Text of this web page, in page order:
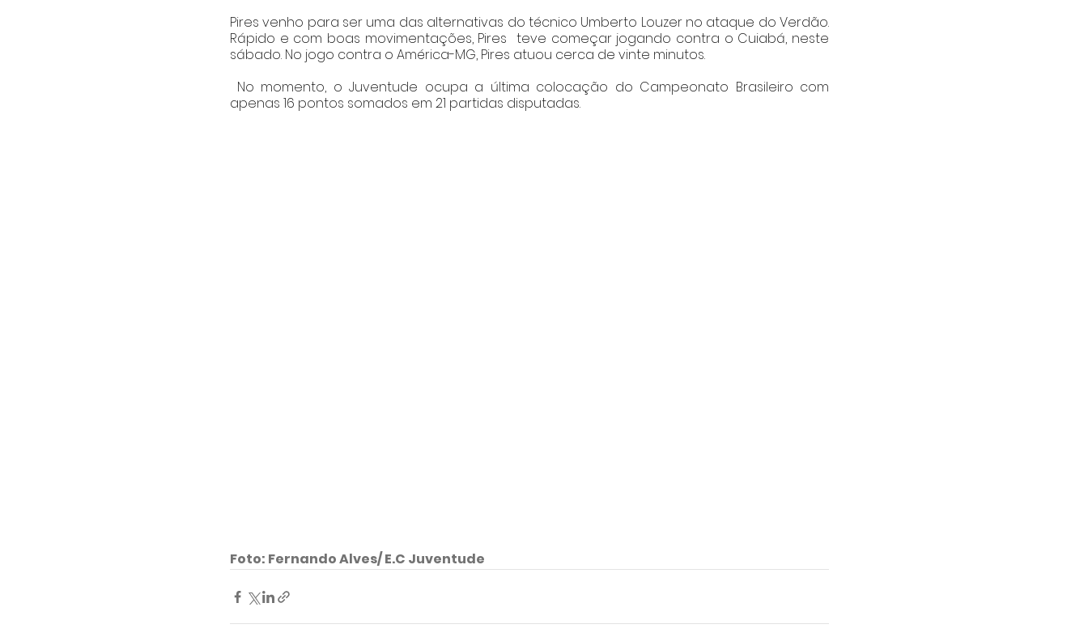
Pires venho para ser uma das alternativas do técnico Umberto Louzer no ataque do Verdão.
Rápido e com boas movimentações, Pires  teve começar jogando contra o Cuiabá, neste
sábado. No jogo contra o América-MG, Pires atuou cerca de vinte minutos.
apenas 16 pontos somados em 21 partidas disputadas.
Foto: Fernando Alves/ E.C Juventude